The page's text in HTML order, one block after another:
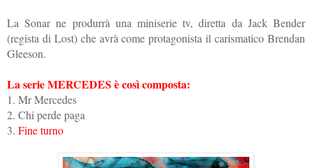
La Sonar ne produrrà una miniserie tv, diretta da Jack Bender
(regista di Lost) che avrà come protagonista il carismatico Brendan
Gleeson.
La serie MERCEDES è così composta:
1. Mr Mercedes
2. Chi perde paga
3. Fine turno